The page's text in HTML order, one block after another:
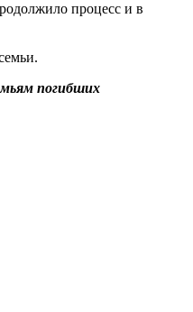
процесс и в
погибших